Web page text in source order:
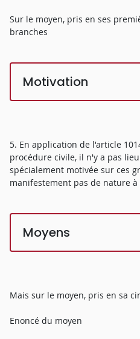
Sur le moyen, pris en ses
branches
Motivation
5. En application de l'article
procédure civile, il n'y a pas
spécialement motivée sur ces
manifestement pas de nature
Moyens
Mais sur le moyen, pris en sa
Enoncé du moyen